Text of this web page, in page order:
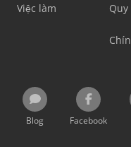
Việc làm
Blog Facebook